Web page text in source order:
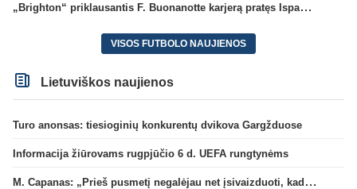
„Brighton“ priklausantis F. Buonanotte karjerą pratęs Ispanijoje
VISOS FUTBOLO NAUJIENOS
Lietuviškos naujienos
Turo anonsas: tiesioginių konkurentų dvikova Gargžduose
Informacija žiūrovams rugpjūčio 6 d. UEFA rungtynėms
M. Capanas: „Prieš pusmetį negalėjau net įsivaizduoti, kad žaisime prieš „Hajduk“